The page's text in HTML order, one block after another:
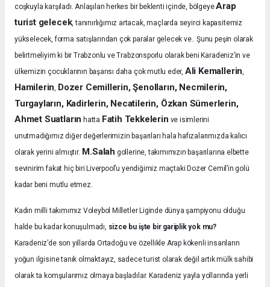
coşkuyla karşıladı.Anlaşılan herkes bir beklenti içinde, bölgeyeArap
turist gelecek, tanınırlığımız artacak, maçlarda seyirci kapasitemiz
yükselecek, forma satışlarından çok paralar gelecek ve.. Şunu peşin olarak
belirtmeliyim ki bir Trabzonlu ve Trabzonsporlu olarak beni Karadeniz’in ve
ülkemizin çocuklarının başarısı daha çok mutlu eder, Ali Kemallerin,
Hamilerin, Dozer Cemillerin, Şenolların, Necmilerin,
Turgayların, Kadirlerin, Necatilerin, Özkan Sümerlerin,
Ahmet Suatların hatta Fatih Tekkelerin ve isimlerini
unutmadığımız diğer değerlerimizin başarıları hala hafızalarımızda kalıcı
olarak yerini almıştır. M.Salah gollerine, takımımızın başarılarına elbette
sevinirim fakat hiç biri Liverpool’u yendiğimiz maçtaki Dozer Cemil’in golü
kadar beni mutlu etmez.
Kadın milli takımımız Voleybol Milletler Liginde dünya şampiyonu olduğu
halde bu kadar konuşulmadı, sizce bu işte bir gariplik yok mu?
Karadeniz’de son yıllarda Ortadoğu ve özellikle Arap kökenli insanların
yoğun ilgisine tanık olmaktayız, sadece turist olarak değil artık mülk sahibi
olarak ta komşularımız olmaya başladılar. Karadeniz yayla yollarında yerli